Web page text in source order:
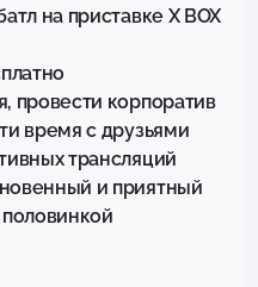
на приставке X BOX
провести корпоратив
время с друзьями
трансляций
и приятный